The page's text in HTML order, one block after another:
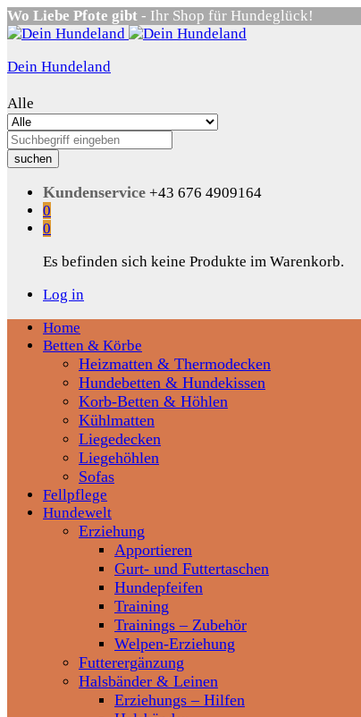
Wo Liebe Pfote gibt - Ihr Shop für Hundeglück!
Dein Hundeland
Alle
suchen
Kundenservice +43 676 4909164
0
0
Es befinden sich keine Produkte im Warenkorb.
Log in
Home
Betten & Körbe
Heizmatten & Thermodecken
Hundebetten & Hundekissen
Korb-Betten & Höhlen
Kühlmatten
Liegedecken
Liegehöhlen
Sofas
Fellpflege
Hundewelt
Erziehung
Apportieren
Gurt- und Futtertaschen
Hundepfeifen
Training
Trainings – Zubehör
Welpen-Erziehung
Futterergänzung
Halsbänder & Leinen
Erziehungs – Hilfen